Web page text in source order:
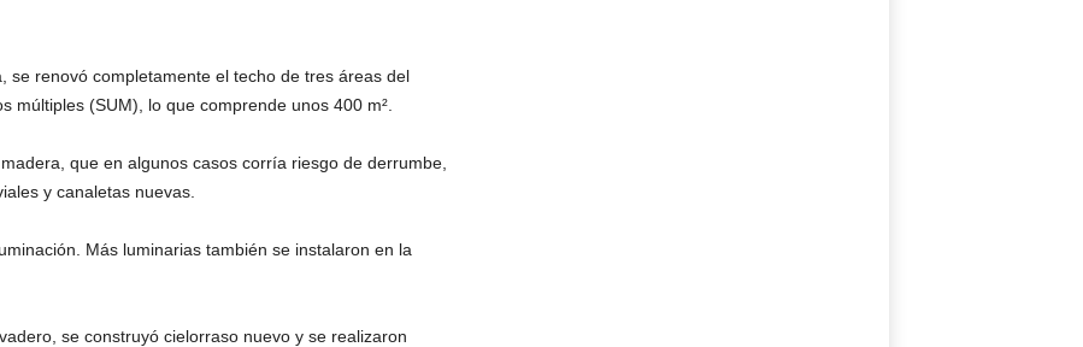
se renovó completamente el techo de tres áreas del
múltiples (SUM), lo que comprende unos 400 m².
que en algunos casos corría riesgo de derrumbe,
y canaletas nuevas.
Más luminarias también se instalaron en la
se construyó cielorraso nuevo y se realizaron